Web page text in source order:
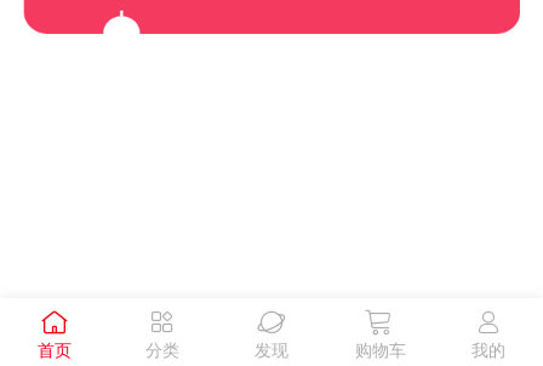

首页

分类

发现

购物车

我的